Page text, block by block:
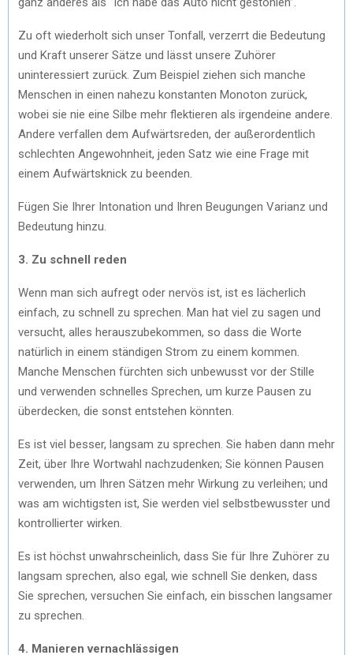
Zu oft wiederholt sich unser Tonfall, verzerrt die Bedeutung
und Kraft unserer Sätze und lässt unsere Zuhörer
uninteressiert zurück. Zum Beispiel ziehen sich manche
Menschen in einen nahezu konstanten Monoton zurück,
wobei sie nie eine Silbe mehr flektieren als irgendeine andere.
Andere verfallen dem Aufwärtsreden, der außerordentlich
schlechten Angewohnheit, jeden Satz wie eine Frage mit
einem Aufwärtsknick zu beenden.
Fügen Sie Ihrer Intonation und Ihren Beugungen Varianz und
Bedeutung hinzu.
3. Zu schnell reden
Wenn man sich aufregt oder nervös ist, ist es lächerlich
einfach, zu schnell zu sprechen. Man hat viel zu sagen und
versucht, alles herauszubekommen, so dass die Worte
natürlich in einem ständigen Strom zu einem kommen.
Manche Menschen fürchten sich unbewusst vor der Stille
und verwenden schnelles Sprechen, um kurze Pausen zu
überdecken, die sonst entstehen könnten.
Es ist viel besser, langsam zu sprechen. Sie haben dann mehr
Zeit, über Ihre Wortwahl nachzudenken; Sie können Pausen
verwenden, um Ihren Sätzen mehr Wirkung zu verleihen; und
was am wichtigsten ist, Sie werden viel selbstbewusster und
kontrollierter wirken.
Es ist höchst unwahrscheinlich, dass Sie für Ihre Zuhörer zu
langsam sprechen, also egal, wie schnell Sie denken, dass
Sie sprechen, versuchen Sie einfach, ein bisschen langsamer
zu sprechen.
4. Manieren vernachlässigen